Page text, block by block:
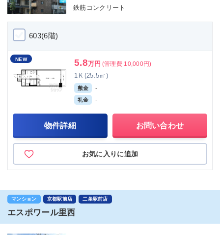
鉄筋コンクリート
603(6階)
NEW 5.8万円 (管理費 10,000円)
1Ｋ(25.5㎡)
敷金 -
礼金 -
物件詳細 お問い合わせ
お気に入りに追加
マンション 京都駅前店 二条駅前店
エスポワール里西